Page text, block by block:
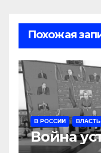
Похожая
В РОССИИ ВЛАСТЬ
Война